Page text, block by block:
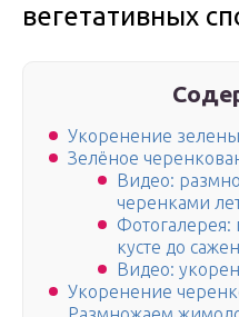
вегетативных
Укоренение
Зелёное
Видео:
черенками
Фотогалерея:
кусте до
Видео:
Укоренение